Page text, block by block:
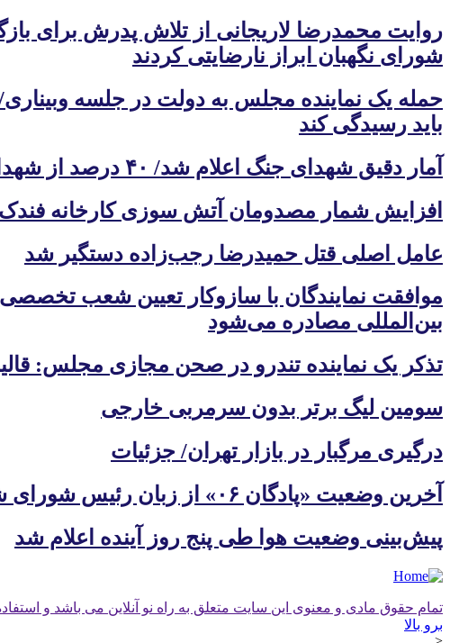
شورای نگهبان ابراز نارضایتی کردند
باید رسیدگی کند
آمار دقیق شهدای جنگ اعلام شد/ ۴۰ درصد از شهدای دو جنگ با علم ژنتیک شناسایی شدند
افزایش شمار مصدومان آتش سوزی کارخانه فندک
عامل اصلی قتل حمیدرضا رجب‌زاده دستگیر شد
موافقت نمایندگان با سازوکار تعیین شعب تخصصی
بین‌المللی مصادره می‌شود
تذکر یک نماینده تندرو در صحن مجازی مجلس:
سومین لیگ برتر بدون سرمربی خارجی
درگیری مرگبار در بازار تهران/ جزئیات
آخرین وضعیت «پادگان ۰۶» از زبان رئیس شورای شهر تهران
پیش‌بینی وضعیت هوا طی پنج روز آینده اعلام شد
تمام حقوق مادی و معنوی این سایت متعلق به راه نو آنلاین می باشد و
برو بالا